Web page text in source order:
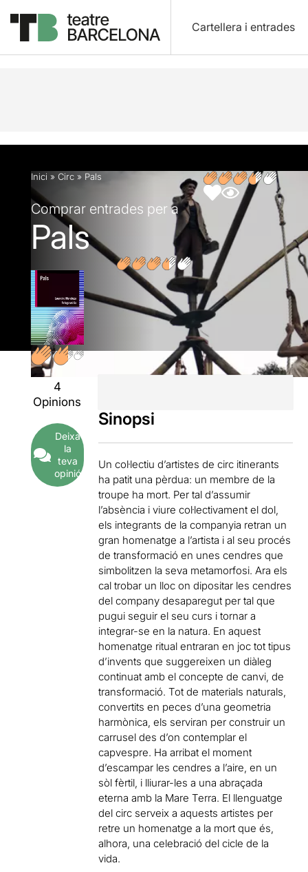
Cartellera i entrades
Descripció Fitxa artística Opinions Articles
Inici » Circ » Pals
Comprar entrades per a
Pals
4
Opinions
Deixa
la
teva
opinió
Sinopsi
Un col·lectiu d’artistes de circ itinerants
ha patit una pèrdua: un membre de la
troupe ha mort. Per tal d’assumir
l’absència i viure col·lectivament el dol,
els integrants de la companyia retran un
gran homenatge a l’artista i al seu procés
de transformació en unes cendres que
simbolitzen la seva metamorfosi. Ara els
cal trobar un lloc on dipositar les cendres
del company desaparegut per tal que
pugui seguir el seu curs i tornar a
integrar-se en la natura. En aquest
homenatge ritual entraran en joc tot tipus
d’invents que suggereixen un diàleg
continuat amb el concepte de canvi, de
transformació. Tot de materials naturals,
convertits en peces d’una geometria
harmònica, els serviran per construir un
carrusel des d’on contemplar el
capvespre. Ha arribat el moment
d’escampar les cendres a l’aire, en un
sòl fèrtil, i lliurar-les a una abraçada
eterna amb la Mare Terra. El llenguatge
del circ serveix a aquests artistes per
retre un homenatge a la mort que és,
alhora, una celebració del cicle de la
vida.